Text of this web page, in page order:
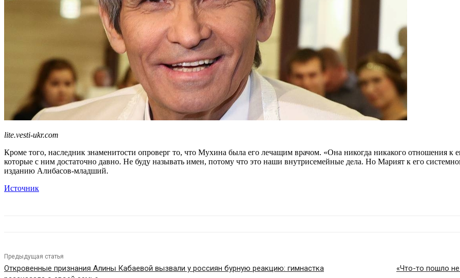
lite.vesti-ukr.com
Кроме того, наследник знаменитости опроверг то, что Мухина была его лечащим врачом. «Она никогда никакого отношения к
которые с ним достаточно давно. Не буду называть имен, потому что это наши внутрисемейные дела. Но Марият к его
изданию Алибасов-младший.
Источник
Предыдущая статья
Откровенные признания Алины Кабаевой вызвали у россиян бурную реакцию: гимнастка
«Что-то пошло